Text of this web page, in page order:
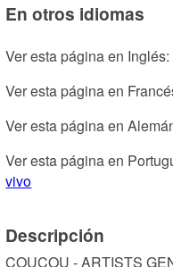
En otros idiomas
Ver esta página en Inglés:
Ver esta página en
Ver esta página en
Ver esta página en
vivo
Descripción
COUCOU - ARTISTS